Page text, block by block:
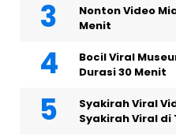
Nonton Video
Menit
Bocil Viral
Durasi 30 Menit
Syakirah Viral
Syakirah Viral di